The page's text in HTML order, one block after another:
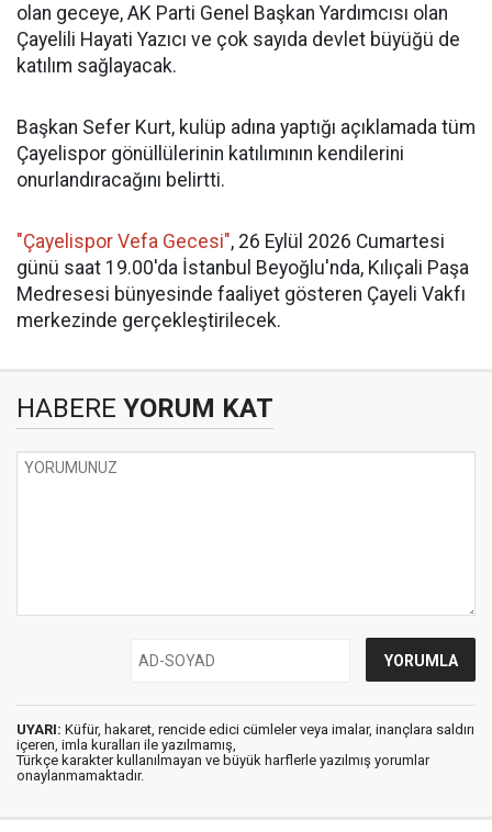
olan geceye, AK Parti Genel Başkan Yardımcısı olan
Çayelili Hayati Yazıcı ve çok sayıda devlet büyüğü de
katılım sağlayacak.
Başkan Sefer Kurt, kulüp adına yaptığı açıklamada tüm
Çayelispor gönüllülerinin katılımının kendilerini
onurlandıracağını belirtti.
"Çayelispor Vefa Gecesi", 26 Eylül 2026 Cumartesi
günü saat 19.00'da İstanbul Beyoğlu'nda, Kılıçali Paşa
Medresesi bünyesinde faaliyet gösteren Çayeli Vakfı
merkezinde gerçekleştirilecek.
HABERE YORUM KAT
UYARI: Küfür, hakaret, rencide edici cümleler veya imalar, inançlara saldırı
içeren, imla kuralları ile yazılmamış,
Türkçe karakter kullanılmayan ve büyük harflerle yazılmış yorumlar
onaylanmamaktadır.